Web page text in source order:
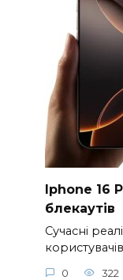
Iphone 16
блекаутів
Сучасні
0 322